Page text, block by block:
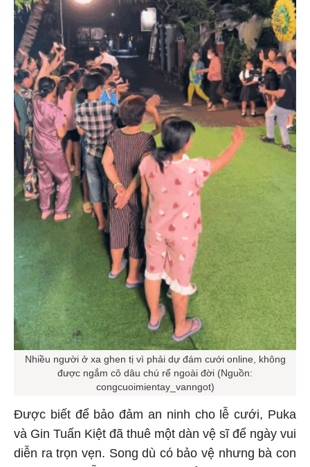
Nhiều người ở xa ghen tị vì phải dự đám cưới online, không
được ngắm cô dâu chú rể ngoài đời (Nguồn:
congcuoimientay_vanngot)
Được biết để bảo đảm an ninh cho lễ cưới, Puka
và Gin Tuấn Kiệt đã thuê một dàn vệ sĩ để ngày vui
diễn ra trọn vẹn. Song dù có bảo vệ nhưng bà con